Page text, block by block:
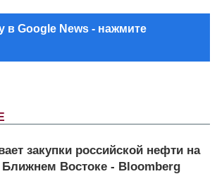
закупки российской нефти на
Востоке - Bloomberg
в Google News - нажмите